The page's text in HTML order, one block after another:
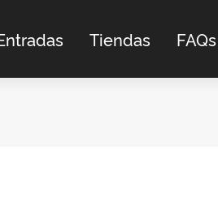
Tiendas FAQs